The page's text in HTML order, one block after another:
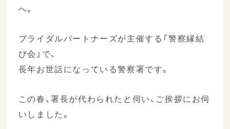
へ。
ブライダルパートナーズが主催する「警察縁結
び会」で、
長年お世話になっている警察署です。
この春、署長が代わられたと伺い、ご挨拶にお伺
いしました。